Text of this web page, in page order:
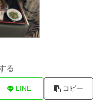
る
LINE コピー